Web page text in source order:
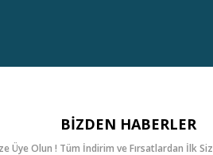
BIZDEN HABERLER
Üye Olun ! Tüm İndirim ve Fırsatlardan İlk